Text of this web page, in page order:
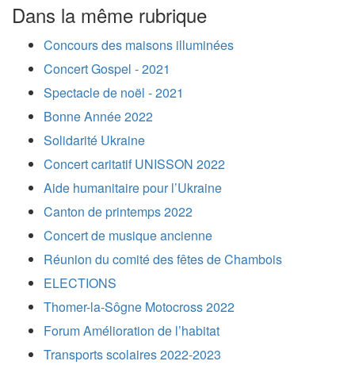
Dans la même rubrique
Concours des maisons illuminées
Concert Gospel - 2021
Spectacle de noël - 2021
Bonne Année 2022
Solidarité Ukraine
Concert caritatif UNISSON 2022
Aide humanitaire pour l’Ukraine
Canton de printemps 2022
Concert de musique ancienne
Réunion du comité des fêtes de Chambois
ELECTIONS
Thomer-la-Sôgne Motocross 2022
Forum Amélioration de l’habitat
Transports scolaires 2022-2023